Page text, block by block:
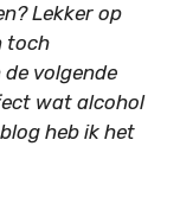
Lekker op
toch
volgende
wat alcohol
heb ik het